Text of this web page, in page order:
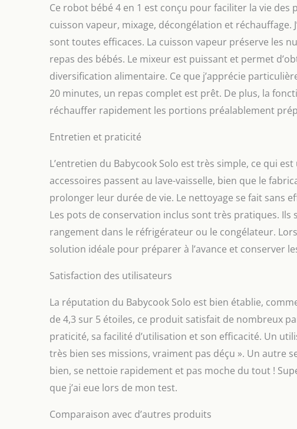
Ce robot bébé 4 en 1 est conçu pour faciliter la vie
cuisson vapeur, mixage, décongélation et réchauffage.
sont toutes efficaces. La cuisson vapeur préserve les
repas des bébés. Le mixeur est puissant et permet
diversification alimentaire. Ce que j’apprécie
20 minutes, un repas complet est prêt. De plus, la
réchauffer rapidement les portions préalablement
Entretien et praticité
L’entretien du Babycook Solo est très simple, ce qui
accessoires passent au lave-vaisselle, bien que le
prolonger leur durée de vie. Le nettoyage se fait sans
Les pots de conservation inclus sont très pratiques.
rangement dans le réfrigérateur ou le congélateur.
solution idéale pour préparer à l’avance et conserver
Satisfaction des utilisateurs
La réputation du Babycook Solo est bien établie,
de 4,3 sur 5 étoiles, ce produit satisfait de nombreux
praticité, sa facilité d’utilisation et son efficacité. Un
très bien ses missions, vraiment pas déçu ». Un autre
bien, se nettoie rapidement et pas moche du tout !
que j’ai eue lors de mon test.
Comparaison avec d’autres produits